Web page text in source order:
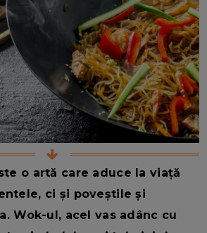
o artă care aduce la viață
ci și poveștile și
Wok-ul, acel vas adânc cu